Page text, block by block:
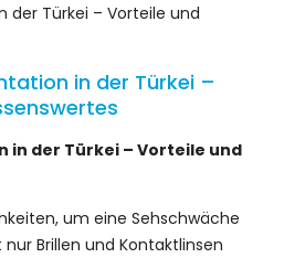
der Türkei – Vorteile und
in der Türkei –
in der Türkei – Vorteile und
um eine Sehschwäche
Brillen und Kontaktlinsen